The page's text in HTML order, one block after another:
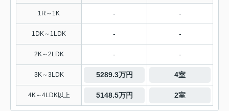
1R～1K - -
1DK～1LDK - -
2K～2LDK - -
3K～3LDK 5289.3万円 4室
4K～4LDK以上 5148.5万円 2室